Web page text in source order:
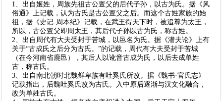
1、出自姬姓，周族先祖古公亶父的后代子孙，以古为氏。据《风
俗通》上记载，认为古氏是古公亶父之后。而这个古姓家族的始
祖，据《史记·周本纪》记载，在武王得天下时，被追尊为太王，
所以，古公亶父即周太王，其后代子孙以古为氏，称古姓。
2、出自周代有大夫受封于苦城，以邑名为氏。据《潜夫论》上有
关于“古成氏之后分为古氏。”的记载，周代有大夫受封于苦城
（在今河南省鹿邑），其后人以讹音古成为氏，以后去成单姓
古，称古氏。
3、出自南北朝时北魏鲜卑族有吐奚氏所改。据《魏书·官氏志》
记载指出，后魏吐奚氏改为古氏。入中原后逐渐与汉文化融合，
改为单姓古氏。